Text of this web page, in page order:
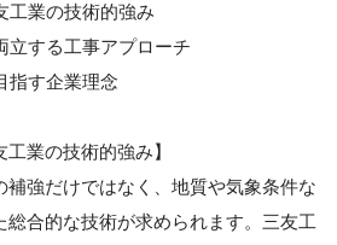
工業の技術的強み
立する工事アプローチ
指す企業理念
工業の技術的強み】
補強だけではなく、地質や気象条件な
総合的な技術が求められます。三友工